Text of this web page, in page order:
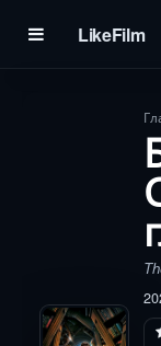
LikeFilm